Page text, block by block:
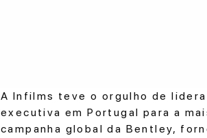
A Infilms teve o orgulho de
executiva em Portugal para a
campanha global da Bentley,